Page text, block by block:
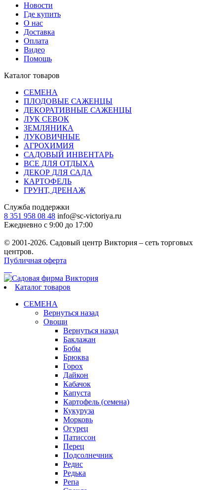
Новости
Где купить
О нас
Доставка
Оплата
Видео
Помощь
Каталог товаров
СЕМЕНА
ПЛОДОВЫЕ САЖЕНЦЫ
ДЕКОРАТИВНЫЕ САЖЕНЦЫ
ЛУК СЕВОК
ЗЕМЛЯНИКА
ЛУКОВИЧНЫЕ
АГРОХИМИЯ
САДОВЫЙ ИНВЕНТАРЬ
ВСЕ ДЛЯ ОТДЫХА
ДЕКОР ДЛЯ САДА
КАРТОФЕЛЬ
ГРУНТ, ДРЕНАЖ
Служба поддержки
8 351 958 08 48 info@sc-victoriya.ru
Ежедневно с 9:00 до 17:00
© 2001-2026. Садовый центр Виктория – сеть торговых
центров.
Публичная оферта
Каталог товаров
СЕМЕНА
Вернуться назад
Овощи
Вернуться назад
Баклажан
Бобы
Брюква
Горох
Дайкон
Кабачок
Капуста
Картофель (семена)
Кукуруза
Морковь
Огурец
Патиссон
Перец
Подсолнечник
Редис
Редька
Репа